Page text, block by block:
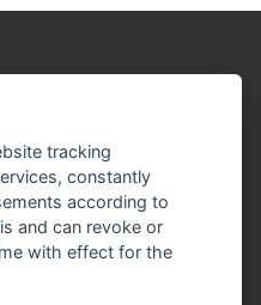
Widerruf-Formular
ändern
tracking
constantly
according to
and can revoke or
with effect for the